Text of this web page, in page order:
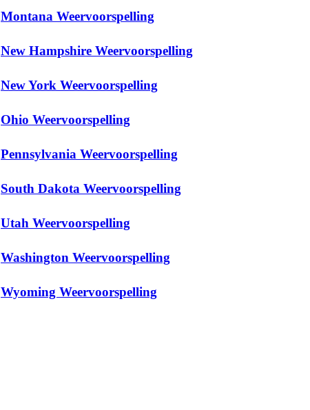
Montana Weervoorspelling
New Hampshire Weervoorspelling
New York Weervoorspelling
Ohio Weervoorspelling
Pennsylvania Weervoorspelling
South Dakota Weervoorspelling
Utah Weervoorspelling
Washington Weervoorspelling
Wyoming Weervoorspelling